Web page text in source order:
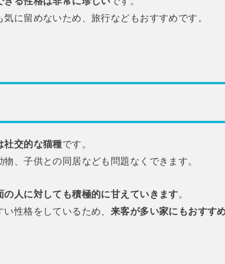
に留めないため、旅行などもおすすめです。
社交的な猫種です。
、子供との同居なども問題なくできます。
の人に対しても積極的に甘えていきます
性格をしているため、 来客が多い家にもおすす